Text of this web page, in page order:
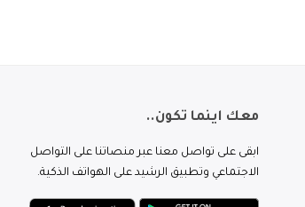
معك اينما تكون..
ابقى على تواصل معنا عبر منصاتنا على التواصل
الاجتماعي وتطبيق الرشيد على الهواتف الذكية.